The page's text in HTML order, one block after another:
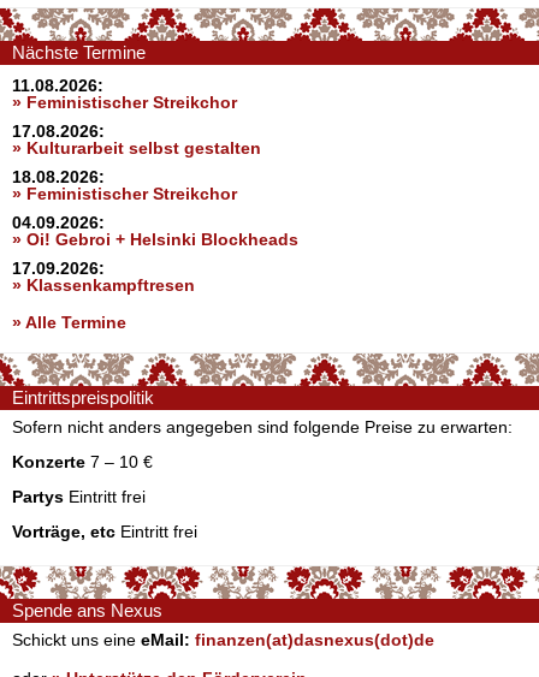
Nächste Termine
11.08.2026:
» Feministischer Streikchor
17.08.2026:
» Kulturarbeit selbst gestalten
18.08.2026:
» Feministischer Streikchor
04.09.2026:
» Oi! Gebroi + Helsinki Blockheads
17.09.2026:
» Klassenkampftresen
» Alle Termine
Eintrittspreispolitik
Sofern nicht anders angegeben sind folgende Preise zu erwarten:
Konzerte 7 – 10 €
Partys Eintritt frei
Vorträge, etc Eintritt frei
Spende ans Nexus
Schickt uns eine eMail: finanzen(at)dasnexus(dot)de